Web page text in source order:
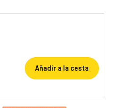
Añadir a la cesta